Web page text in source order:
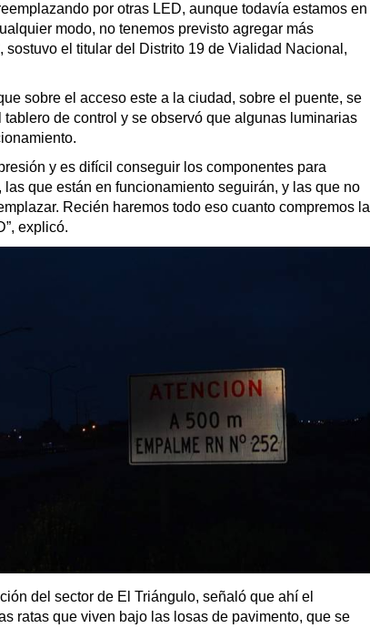
por otras LED, aunque todavía estamos en
modo, no tenemos previsto agregar más
sostuvo el titular del Distrito 19 de Vialidad Nacional,
sobre el acceso este a la ciudad, sobre el puente, se
tablero de control y se observó que algunas luminarias
y es difícil conseguir los componentes para
que están en funcionamiento seguirán, y las que no
Recién haremos todo eso cuanto compremos la
explicó.
del sector de El Triángulo, señaló que ahí el
ratas que viven bajo las losas de pavimento, que se